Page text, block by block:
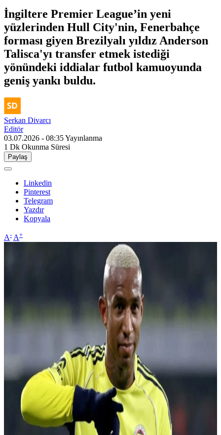
İngiltere Premier League’in yeni
yüzlerinden Hull City'nin, Fenerbahçe
forması giyen Brezilyalı yıldız Anderson
Talisca'yı transfer etmek istediği
yönündeki iddialar futbol kamuoyunda
geniş yankı buldu.
Serkan Divarcı
Editör
03.07.2026 - 08:35Yayınlanma
1 Dk Okunma Süresi
Paylaş
Linkedin
Pinterest
Telegram
Yazdır
Kopyala
A- A+